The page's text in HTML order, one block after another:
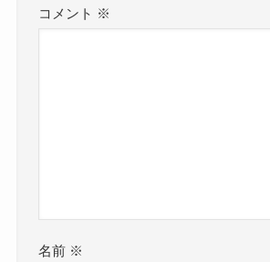
コメント ※
名前 ※